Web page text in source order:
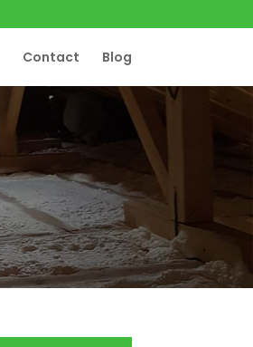
Contact Blog